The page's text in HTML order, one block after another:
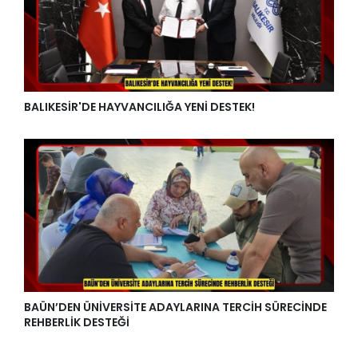
BALIKESİR'DE HAYVANCILIĞA YENİ DESTEK!
BAÜN’DEN ÜNİVERSİTE ADAYLARINA TERCİH SÜRECİNDE
REHBERLİK DESTEĞİ